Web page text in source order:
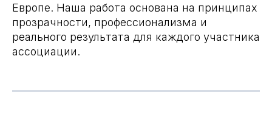
Европе. Наша работа основана на принципах
прозрачности, профессионализма и
реального результата для каждого участника
ассоциации.